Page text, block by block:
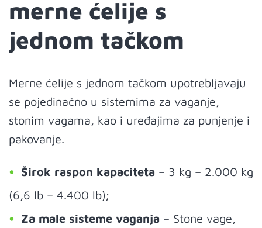
merne ćelije s
jednom tačkom
Merne ćelije s jednom tačkom upotrebljavaju
se pojedinačno u sistemima za vaganje,
stonim vagama, kao i uređajima za punjenje i
pakovanje.
Širok raspon kapaciteta – 3 kg – 2.000 kg
(6,6 lb – 4.400 lb);
Za male sisteme vaganja – Stone vage,